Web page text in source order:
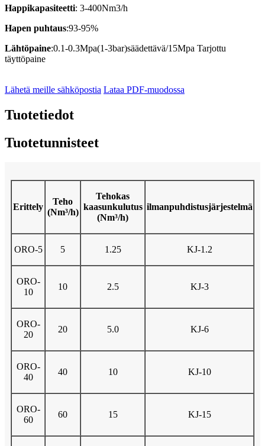
Happikapasiteetti: 3-400Nm3/h
Hapen puhtaus:93-95%
Lähtöpaine:0.1-0.3Mpa(1-3bar)säädettävä/15Mpa Tarjottu
täyttöpaine
Lähetä meille sähköpostia Lataa PDF-muodossa
Tuotetiedot
Tuotetunnisteet
Erittely
Teho
(Nm³/h)
Tehokas
kaasunkulutus
(Nm³/h)
ilmanpuhdistusjärjestelmä
ORO-5 5 1.25 KJ-1.2
ORO-
10
10 2.5 KJ-3
ORO-
20
20 5.0 KJ-6
ORO-
40
40 10 KJ-10
ORO-
60
60 15 KJ-15